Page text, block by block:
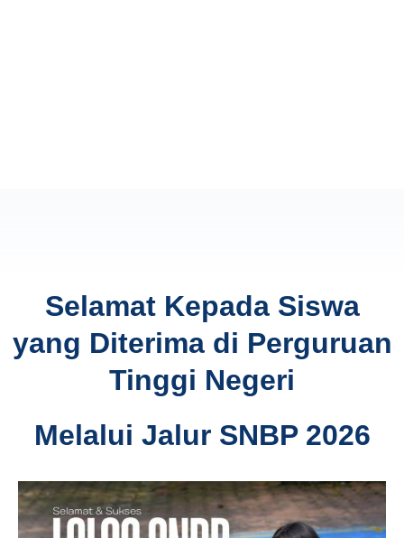
Selamat Kepada Siswa
yang Diterima di Perguruan
Tinggi Negeri
Melalui Jalur SNBP 2026